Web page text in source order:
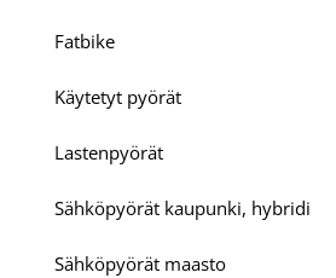
Fatbike
Käytetyt pyörät
Lastenpyörät
Sähköpyörät kaupunki, hybridi
Sähköpyörät maasto